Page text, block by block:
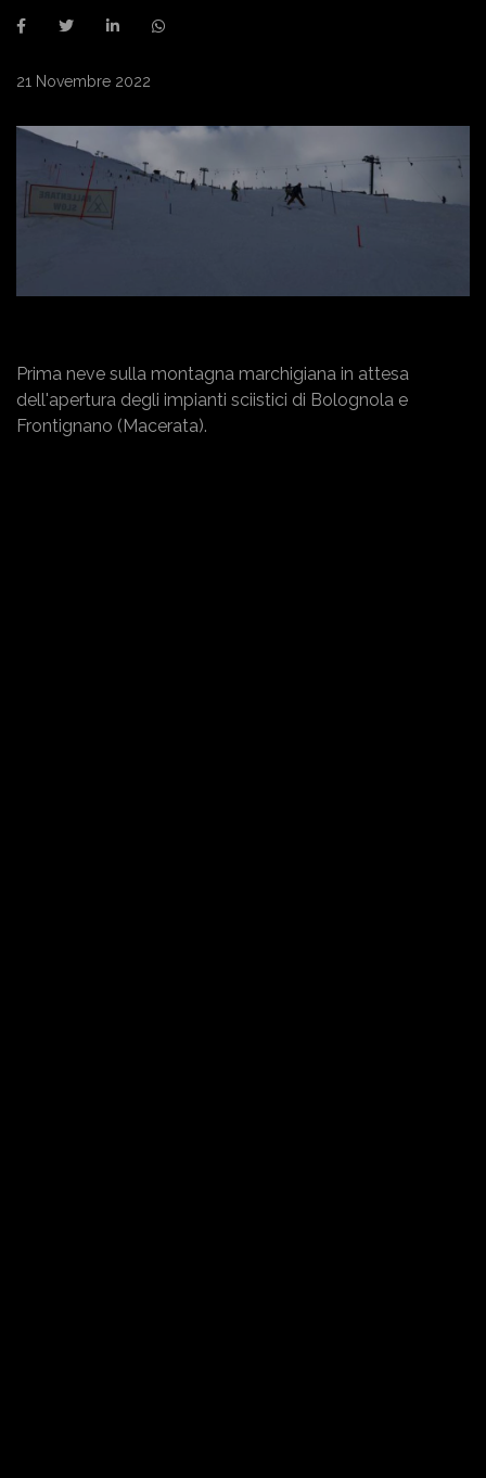
21 Novembre 2022
Prima neve sulla montagna marchigiana in attesa
dell'apertura degli impianti sciistici di Bolognola e
Frontignano (Macerata).